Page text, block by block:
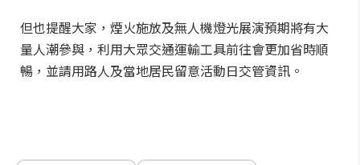
但也提醒大家，煙火施放及無人機燈光展演預期將有大
量人潮參與，利用大眾交通運輸工具前往會更加省時順
暢，並請用路人及當地居民留意活動日交管資訊。